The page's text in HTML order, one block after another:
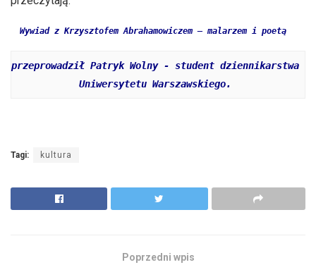
Wywiad z Krzysztofem Abrahamowiczem – malarzem i poetą
przeprowadził Patryk Wolny - student dziennikarstwa
Uniwersytetu Warszawskiego.
Tagi: kultura
Poprzedni wpis